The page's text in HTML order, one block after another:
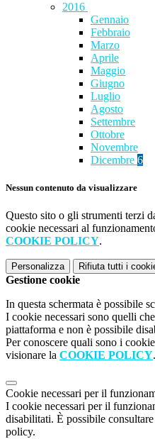
2016
Gennaio
Febbraio
Marzo
Aprile
Maggio
Giugno
Luglio
Agosto
Settembre
Ottobre
Novembre
Dicembre 6
Nessun contenuto da visualizzare
Questo sito o gli strumenti terzi
cookie necessari al
COOKIE POLICY.
Personalizza Rifiuta tutti i
Gestione cookie
In questa schermata è possibile
I cookie necessari sono quelli
piattaforma e non è possibile
Per conoscere quali sono i
visionare la COOKIE POLICY.
Cookie necessari per il
I cookie necessari per il
disabilitati. È possibile
policy.